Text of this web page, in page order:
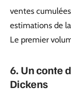
ventes
estimations de
Le premier
6. Un conte
Dickens